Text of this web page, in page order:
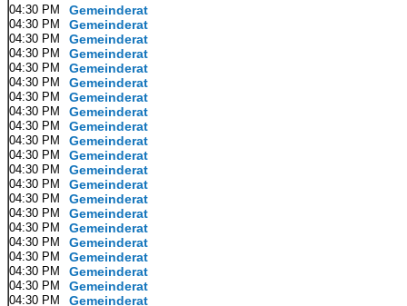
04:30 PM Gemeinderat
04:30 PM Gemeinderat
04:30 PM Gemeinderat
04:30 PM Gemeinderat
04:30 PM Gemeinderat
04:30 PM Gemeinderat
04:30 PM Gemeinderat
04:30 PM Gemeinderat
04:30 PM Gemeinderat
04:30 PM Gemeinderat
04:30 PM Gemeinderat
04:30 PM Gemeinderat
04:30 PM Gemeinderat
04:30 PM Gemeinderat
04:30 PM Gemeinderat
04:30 PM Gemeinderat
04:30 PM Gemeinderat
04:30 PM Gemeinderat
04:30 PM Gemeinderat
04:30 PM Gemeinderat
04:30 PM Gemeinderat